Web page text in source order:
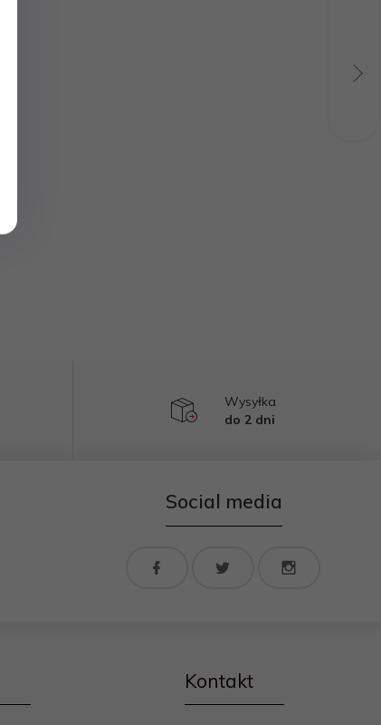
Wysyłka
do 2 dni
Social media
Kontakt